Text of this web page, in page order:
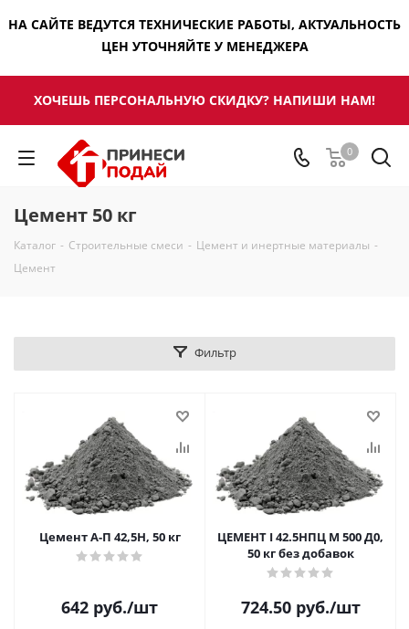
НА САЙТЕ ВЕДУТСЯ ТЕХНИЧЕСКИЕ РАБОТЫ, АКТУАЛЬНОСТЬ
ЦЕН УТОЧНЯЙТЕ У МЕНЕДЖЕРА
ХОЧЕШЬ ПЕРСОНАЛЬНУЮ СКИДКУ? НАПИШИ НАМ!
0
Цемент 50 кг
Каталог - Строительные смеси - Цемент и инертные материалы -
Цемент
Фильтр
Цемент А-П 42,5Н, 50 кг
642 руб./шт
ЦЕМЕНТ I 42.5HПЦ М 500 Д0,
50 кг без добавок
724.50руб./шт